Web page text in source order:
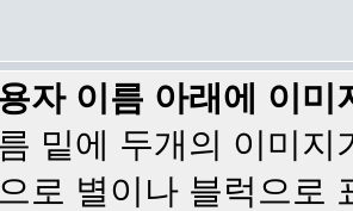
자 이름 아래에 이미
밑에 두개의 이미
로 별이나 블럭으로